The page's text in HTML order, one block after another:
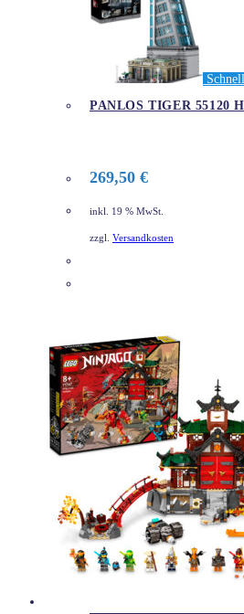
PANLOS TIGER 55120
269,50 €
inkl. 19 % MwSt.
zzgl. Versandkosten